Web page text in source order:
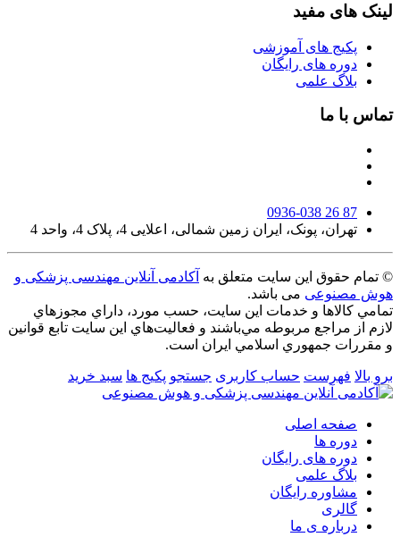
لینک های مفید
پکیج های آموزشی
دوره های رایگان
بلاگ علمی
تماس با ما
0936-038 26 87
تهران، پونک، ایران زمین شمالی، اعلایی 4، پلاک 4، واحد 4
© تمام حقوق این سایت متعلق به آکادمی آنلاین مهندسی پزشکی و
هوش مصنوعی می باشد.
تمامي كالاها و خدمات اين سایت، حسب مورد، داراي مجوزهاي
لازم از مراجع مربوطه مي‌باشند و فعاليت‌هاي اين سايت تابع قوانين
و مقررات جمهوري اسلامي ايران است.
برو بالا فهرست حساب کاربری جستجو پکیج ها سبد خرید
صفحه اصلی
دوره ها
دوره های رایگان
بلاگ علمی
مشاوره رایگان
گالری
درباره ی ما